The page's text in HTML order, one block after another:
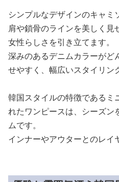
シンプルなデザインのキャ
肩や鎖骨のラインを美しく見
女性らしさを引き立てます。
深みのあるデニムカラーがど
せやすく、幅広いスタイリン
韓国スタイルの特徴であるミ
れたワンピースは、シーズン
ムです。
インナーやアウターとのレイ